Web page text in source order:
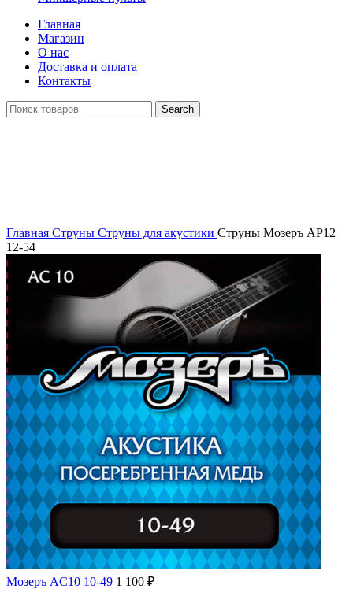
Главная
Магазин
О нас
Доставка и оплата
Контакты
Search
Главная Струны Струны для акустики Струны Мозеръ AP12
12-54
Мозеръ AC10 10-49 1 100 ₽